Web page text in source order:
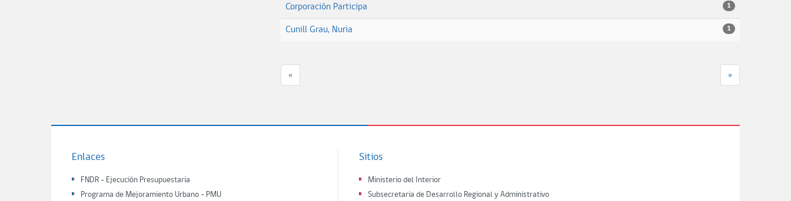
Corporación Participa 1
Cunill Grau, Nuria 1
« »
Enlaces
FNDR - Ejecución Presupuestaria
Programa de Mejoramiento Urbano - PMU
Sitios
Ministerio del Interior
Subsecretaria de Desarrollo Regional y Administrativo